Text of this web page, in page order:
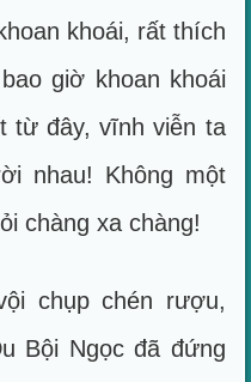
khoái, rất thích
giờ khoan khoái
từ đây, vĩnh viễn ta
nhau! Không một
chàng xa chàng!
chụp chén rượu,
Bội Ngọc đã đứng